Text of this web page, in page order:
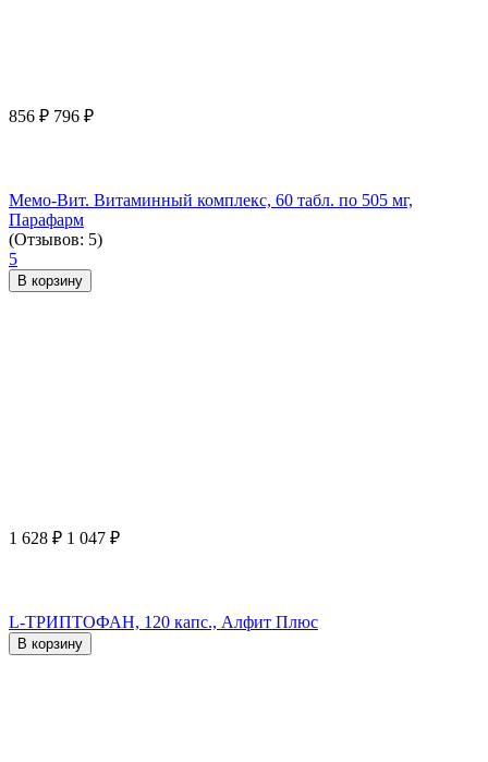
856 ₽ 796 ₽
Мемо-Вит. Витаминный комплекс, 60 табл. по 505 мг,
Парафарм
(Отзывов: 5)
5
В корзину
1 628 ₽ 1 047 ₽
L-ТРИПТОФАН, 120 капс., Алфит Плюс
В корзину